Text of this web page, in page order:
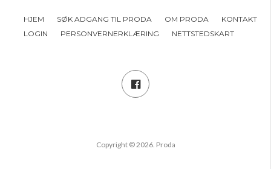
HJEM SØK ADGANG TIL PRODA OM PRODA
KONTAKT
LOGIN
PERSONVERNERKLÆRING NETTSTEDSKART
Copyright © 2026. Proda